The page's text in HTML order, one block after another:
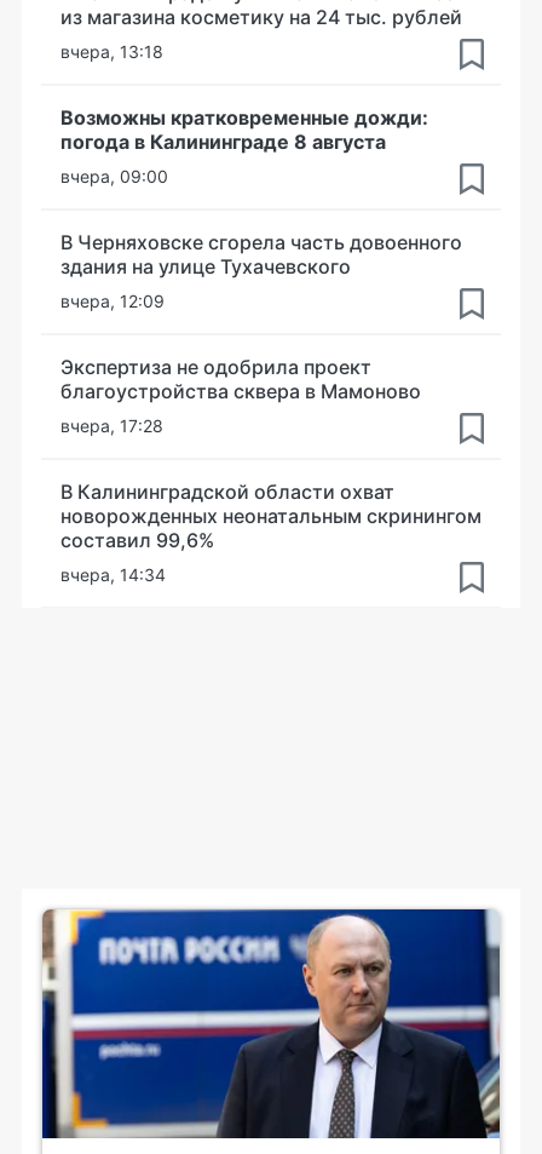
из магазина косметику на 24 тыс. рублей
вчера, 13:18
Возможны кратковременные дожди:
погода в Калининграде 8 августа
вчера, 09:00
В Черняховске сгорела часть довоенного
здания на улице Тухачевского
вчера, 12:09
Экспертиза не одобрила проект
благоустройства сквера в Мамоново
вчера, 17:28
В Калининградской области охват
новорожденных неонатальным скринингом
составил 99,6%
вчера, 14:34